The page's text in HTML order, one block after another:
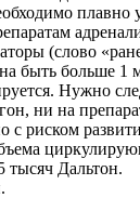
плавно
(слово
быть больше 1
Нужно
ни на
с риском
тысяч Дальтон.